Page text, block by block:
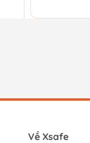
Về Xsafe